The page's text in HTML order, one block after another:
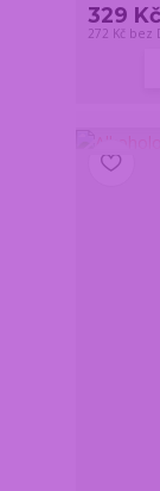
329
272 Kč bez